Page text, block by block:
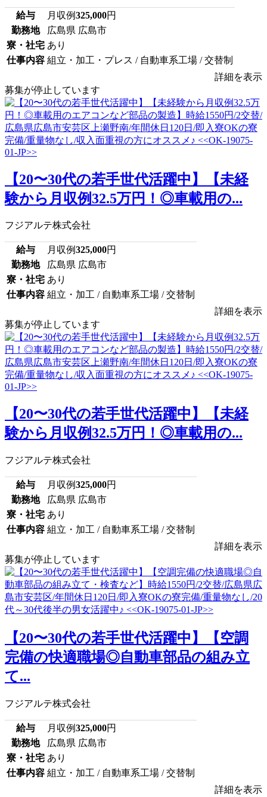
給与 月収例325,000円
勤務地
広島県 広島市
寮・社宅 あり
仕事内容 組立・加工・プレス / 自動車系工場 / 交替制
詳細を表示
募集が停止しています
【20〜30代の若手世代活躍中】【未経
験から月収例32.5万円！◎車載用の...
フジアルテ株式会社
給与 月収例325,000円
勤務地
広島県 広島市
寮・社宅 あり
仕事内容 組立・加工 / 自動車系工場 / 交替制
詳細を表示
募集が停止しています
【20〜30代の若手世代活躍中】【未経
験から月収例32.5万円！◎車載用の...
フジアルテ株式会社
給与 月収例325,000円
勤務地
広島県 広島市
寮・社宅 あり
仕事内容 組立・加工 / 自動車系工場 / 交替制
詳細を表示
募集が停止しています
【20〜30代の若手世代活躍中】【空調
完備の快適職場◎自動車部品の組み立
て...
フジアルテ株式会社
給与 月収例325,000円
勤務地
広島県 広島市
寮・社宅 あり
仕事内容 組立・加工 / 自動車系工場 / 交替制
詳細を表示